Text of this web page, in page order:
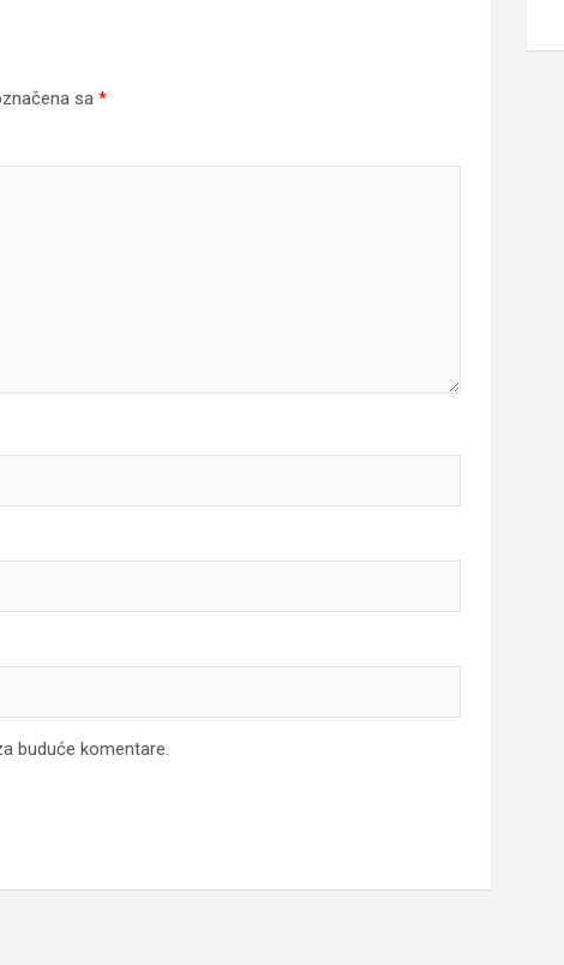
sa *
buduće komentare.